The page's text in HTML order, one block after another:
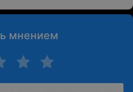
мнением